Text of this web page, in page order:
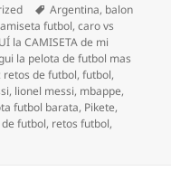
Etiquetas
Argentina, balon
futbol,caro vs
la CAMISETA de mi
la pelota de futbol mas
retos de futbol,futbol,
, lionel messi, mbappe,
futbol barata, Pikete,
futbol, retos futbol,